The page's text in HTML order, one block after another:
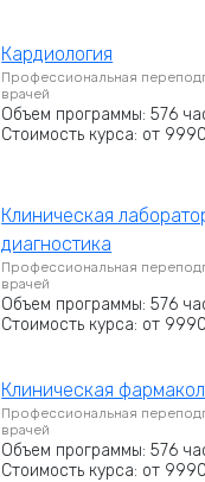
Кардиология
Профессиональная
врачей
Объем программы: 576
Стоимость курса: от
Клиническая
диагностика
Профессиональная
врачей
Объем программы: 576
Стоимость курса: от
Клиническая
Профессиональная
врачей
Объем программы: 576
Стоимость курса: от